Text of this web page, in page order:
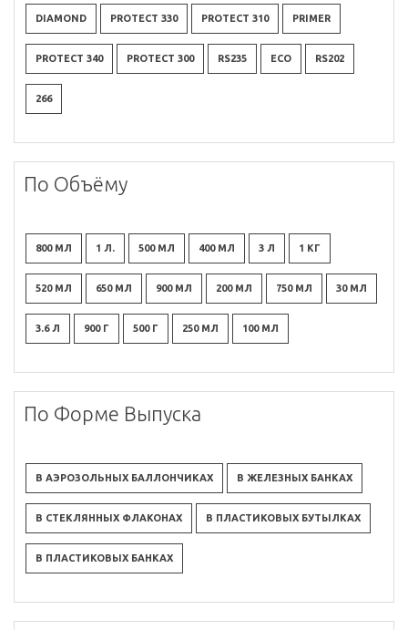
DIAMOND PROTECT 330 PROTECT 310 PRIMER
PROTECT 340 PROTECT 300 RS235 ECO RS202
266
По Объёму
800 МЛ 1 Л. 500 МЛ 400 МЛ 3 Л 1 КГ
520 МЛ 650 МЛ 900 МЛ 200 МЛ 750 МЛ 30 МЛ
3.6 Л 900 Г 500 Г 250 МЛ 100 МЛ
По Форме Выпуска
В АЭРОЗОЛЬНЫХ БАЛЛОНЧИКАХ В ЖЕЛЕЗНЫХ БАНКАХ
В СТЕКЛЯННЫХ ФЛАКОНАХ В ПЛАСТИКОВЫХ БУТЫЛКАХ
В ПЛАСТИКОВЫХ БАНКАХ